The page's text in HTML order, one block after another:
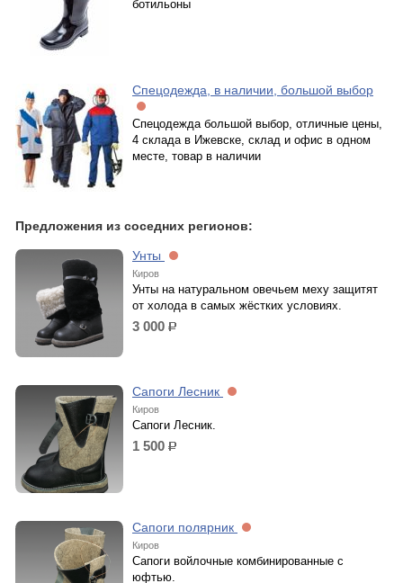
ботильоны
Спецодежда, в наличии, большой выбор
Спецодежда большой выбор, отличные цены,
4 склада в Ижевске, склад и офис в одном
месте, товар в наличии
Предложения из соседних регионов:
Унты
Киров
Унты на натуральном овечьем меху защитят
от холода в самых жёстких условиях.
3 000 р.
Сапоги Лесник
Киров
Сапоги Лесник.
1 500 р.
Сапоги полярник
Киров
Сапоги войлочные комбинированные с
юфтью.